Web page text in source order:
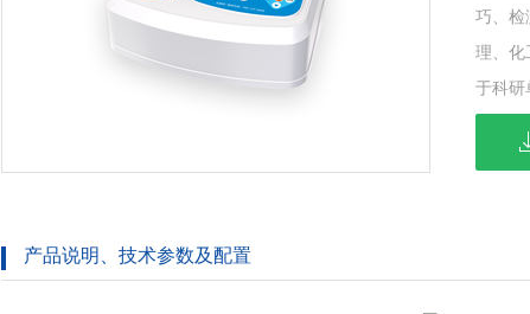
巧、检
理、化
于科研
产品说明、技术参数及配置